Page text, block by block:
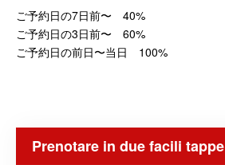
ご予約日の7日前〜 40%
ご予約日の3日前〜 60%
ご予約日の前日〜当日 100%
Prenotare in due facili tappe